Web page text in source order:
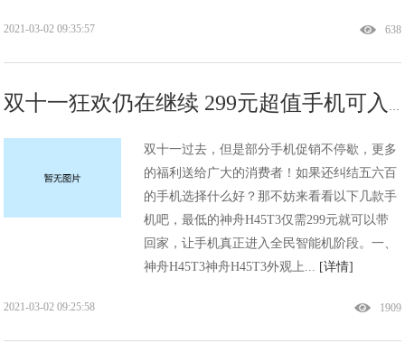
638
2021-03-02 09:35:57
双十一过去，但是部分手机促销不停歇，更多
的福利送给广大的消费者！如果还纠结五六百
的手机选择什么好？那不妨来看看以下几款手
机吧，最低的神舟H45T3仅需299元就可以带
回家，让手机真正进入全民智能机阶段。一、
神舟H45T3神舟H45T3外观上...
[详情]
1909
2021-03-02 09:25:58